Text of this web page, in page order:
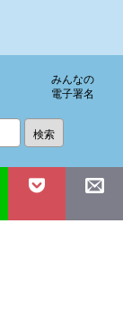
みんなの
電子署名